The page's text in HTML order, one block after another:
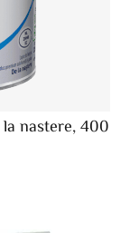
nastere, 400